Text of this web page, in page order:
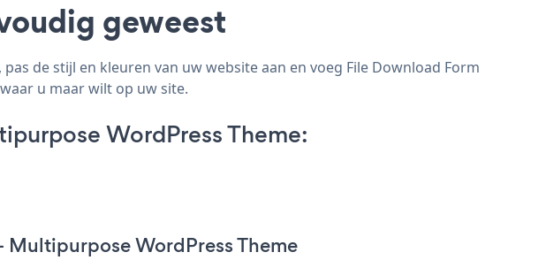
geweest
de stijl en kleuren van uw website aan en voeg File Download Form
u maar wilt op uw site.
WordPress Theme:
WordPress Theme